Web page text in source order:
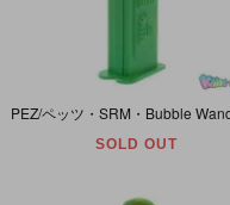
SOLD OUT